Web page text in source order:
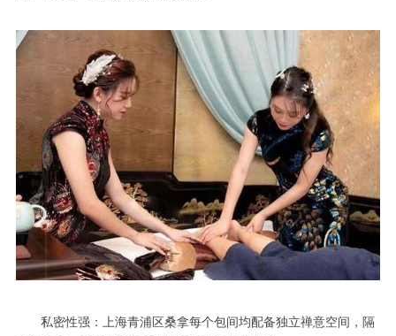
私密性强：上海青浦区桑拿每个包间均配备独立禅意空间，隔